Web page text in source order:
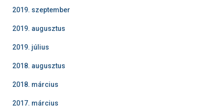
2019. szeptember
2019. augusztus
2019. július
2018. augusztus
2018. március
2017. március